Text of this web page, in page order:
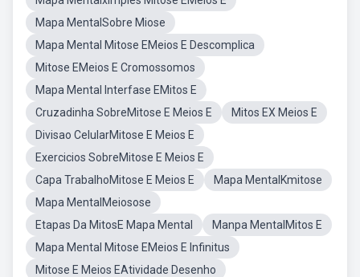
Mapa MentalSobre Miose
Mapa Mental Mitose EMeios E Descomplica
Mitose EMeios E Cromossomos
Mapa Mental Interfase EMitos E
Cruzadinha SobreMitose E Meios E
Mitos EX Meios E
Divisao CelularMitose E Meios E
Exercicios SobreMitose E Meios E
Capa TrabalhoMitose E Meios E
Mapa MentalKmitose
Mapa MentalMeiosose
Etapas Da MitosE Mapa Mental
Manpa MentalMitos E
Mapa Mental Mitose EMeios E Infinitus
Mitose E Meios EAtividade Desenho